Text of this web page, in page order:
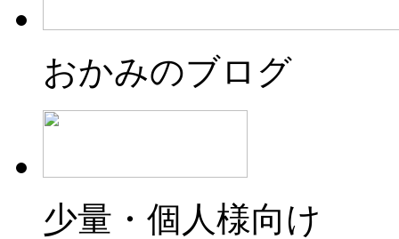
おかみのブログ
少量・個人様向け